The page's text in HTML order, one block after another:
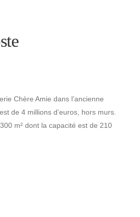
Chère Amie dans l’ancienne
de 4 millions d’euros, hors murs.
m² dont la capacité est de 210